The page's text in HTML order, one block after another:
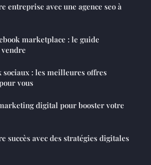
entreprise avec une agence seo à
marketplace : le guide
sociaux : les meilleures offres
vous
digital pour booster votre
succès avec des stratégies digitales